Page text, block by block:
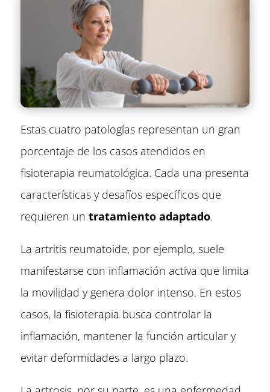
Estas cuatro patologías representan un gran
porcentaje de los casos atendidos en
fisioterapia reumatológica. Cada una presenta
características y desafíos específicos que
requieren un tratamiento adaptado.
La artritis reumatoide, por ejemplo, suele
manifestarse con inflamación activa que limita
la movilidad y genera dolor intenso. En estos
casos, la fisioterapia busca controlar la
inflamación, mantener la función articular y
evitar deformidades a largo plazo.